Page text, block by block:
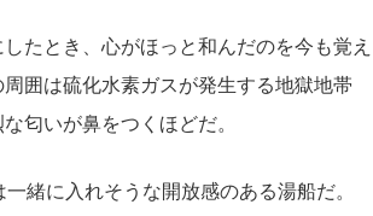
たとき、心がほっと和んだのを今も覚え
囲は硫化水素ガスが発生する地獄地帯
匂いが鼻をつくほどだ。
緒に入れそうな開放感のある湯船だ。